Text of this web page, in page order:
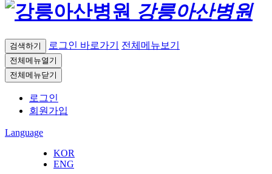
강릉아산병원
검색하기 로그인 바로가기 전체메뉴보기
전체메뉴열기
전체메뉴닫기
로그인
회원가입
Language
KOR
ENG